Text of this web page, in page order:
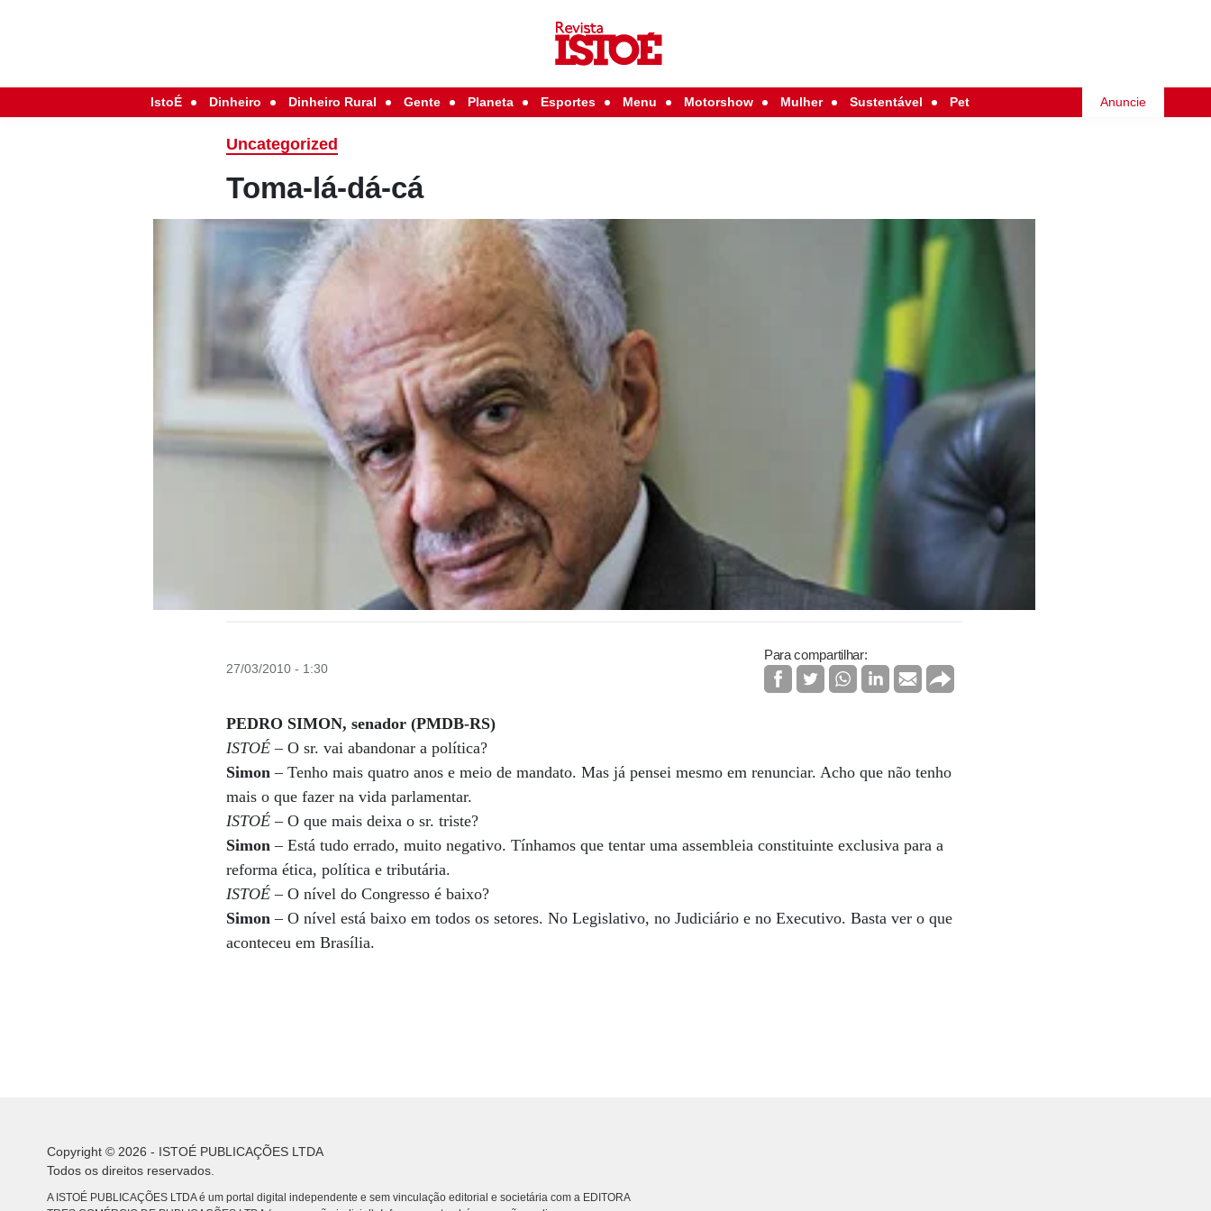
IstoÉ Dinheiro Dinheiro Rural Gente Planeta Esportes Menu Motorshow Mulher Sustentável Pet Anuncie
Uncategorized
Toma-lá-dá-cá
27/03/2010 - 1:30
Para compartilhar:
PEDRO SIMON, senador (PMDB-RS)
ISTOÉ– O sr. vai abandonar a política?
Simon– Tenho mais quatro anos e meio de mandato. Mas já pensei mesmo em renunciar. Acho que não tenho
mais o que fazer na vida parlamentar.
ISTOÉ– O que mais deixa o sr. triste?
Simon– Está tudo errado, muito negativo. Tínhamos que tentar uma assembleia constituinte exclusiva para a
reforma ética, política e tributária.
ISTOÉ– O nível do Congresso é baixo?
Simon– O nível está baixo em todos os setores. No Legislativo, no Judiciário e no Executivo. Basta ver o que
aconteceu em Brasília.
Copyright © 2026 - ISTOÉ PUBLICAÇÕES LTDA
Todos os direitos reservados.
A ISTOÉ PUBLICAÇÕES LTDA é um portal digital independente e sem vinculação editorial e societária com a EDITORA